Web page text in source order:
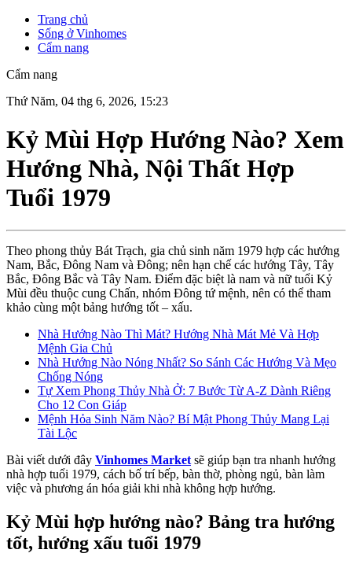
Trang chủ
Sống ở Vinhomes
Cẩm nang
Cẩm nang
Thứ Năm, 04 thg 6, 2026, 15:23
Kỷ Mùi Hợp Hướng Nào? Xem
Hướng Nhà, Nội Thất Hợp
Tuổi 1979
Theo phong thủy Bát Trạch, gia chủ sinh năm 1979 hợp các hướng
Nam, Bắc, Đông Nam và Đông; nên hạn chế các hướng Tây, Tây
Bắc, Đông Bắc và Tây Nam. Điểm đặc biệt là nam và nữ tuổi Kỷ
Mùi đều thuộc cung Chấn, nhóm Đông tứ mệnh, nên có thể tham
khảo cùng một bảng hướng tốt – xấu.
Nhà Hướng Nào Thì Mát? Hướng Nhà Mát Mẻ Và Hợp
Mệnh Gia Chủ
Nhà Hướng Nào Nóng Nhất? So Sánh Các Hướng Và Mẹo
Chống Nóng
Tự Xem Phong Thủy Nhà Ở: 7 Bước Từ A-Z Dành Riêng
Cho 12 Con Giáp
Mệnh Hỏa Sinh Năm Nào? Bí Mật Phong Thủy Mang Lại
Tài Lộc
Bài viết dưới đây Vinhomes Market sẽ giúp bạn tra nhanh hướng
nhà hợp tuổi 1979, cách bố trí bếp, bàn thờ, phòng ngủ, bàn làm
việc và phương án hóa giải khi nhà không hợp hướng.
Kỷ Mùi hợp hướng nào? Bảng tra hướng
tốt, hướng xấu tuổi 1979